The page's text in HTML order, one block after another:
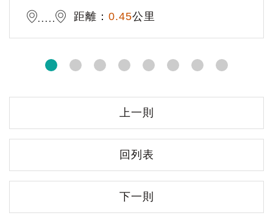
距離： 0.45公里
上一則
回列表
下一則